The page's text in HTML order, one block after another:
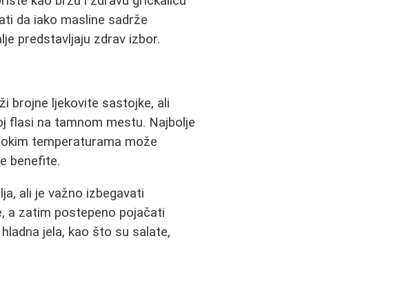
da iako masline sadrže
predstavljaju zdrav izbor.
brojne ljekovite sastojke, ali
flasi na tamnom mestu. Najbolje
temperaturama može
benefite.
ali je važno izbegavati
a zatim postepeno pojačati
jela, kao što su salate,